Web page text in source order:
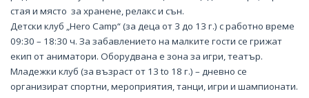
стая и място за хранене, релакс и сън.
Детски клуб „Hero Camp“ (за деца от 3 до 13 г.) с работно време
09:30 – 18:30 ч. За забавлението на малките гости се грижат
екип от аниматори. Оборудвана е зона за игри, театър.
Младежки клуб (за възраст от 13 to 18 г.) – дневно се
организират спортни, мероприятия, танци, игри и шампионати.